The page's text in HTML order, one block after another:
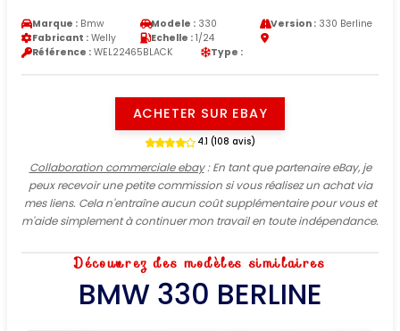
Marque : Bmw Modele : 330 Version :330 Berline
Fabricant : Welly Echelle : 1/24
Référence : WEL22465BLACK Type :
ACHETER SUR EBAY
4.1 (108 avis)
Collaboration commerciale ebay: En tant que partenaire eBay, je
peux recevoir une petite commission si vous réalisez un achat via
mes liens. Cela n'entraîne aucun coût supplémentaire pour vous et
m'aide simplement à continuer mon travail en toute indépendance.
Découvrez des modèles similaires
BMW 330 BERLINE